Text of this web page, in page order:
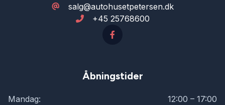
salg@autohusetpetersen.dk
+45 25768600
Åbningstider
Mandag:
12:00 – 17:00